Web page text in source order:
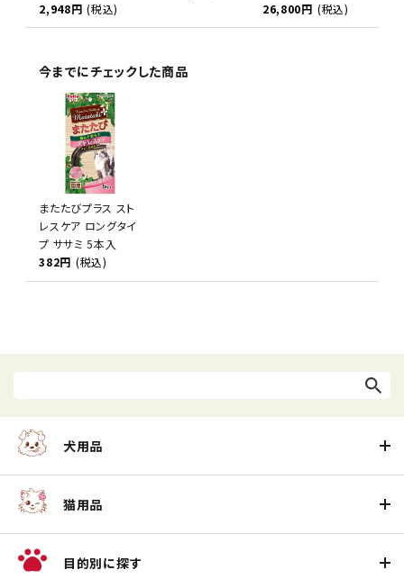
2,948円 (税込)
26,800円 (税込)
今までにチェックした商品
またたびプラス スト
レスケア ロングタイ
プ ササミ 5本入
382円 (税込)
犬用品
猫用品
目的別に探す